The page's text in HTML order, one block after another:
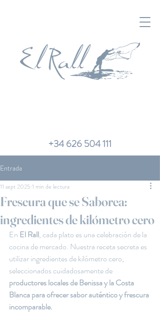
+34 626 504 111
Entrada
Frescura que se Saborea:
ingredientes de kilómetro cero
11 sept 2025 1 min de lectura
En El Rall, cada plato es una celebración de la
cocina de mercado. Nuestra receta secreta es
utilizar ingredientes de kilómetro cero,
seleccionados cuidadosamente de
productores locales de Benissa y la Costa
Blanca para ofrecer sabor auténtico y frescura
incomparable.